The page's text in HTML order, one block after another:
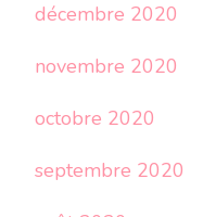
décembre 2020
novembre 2020
octobre 2020
septembre 2020